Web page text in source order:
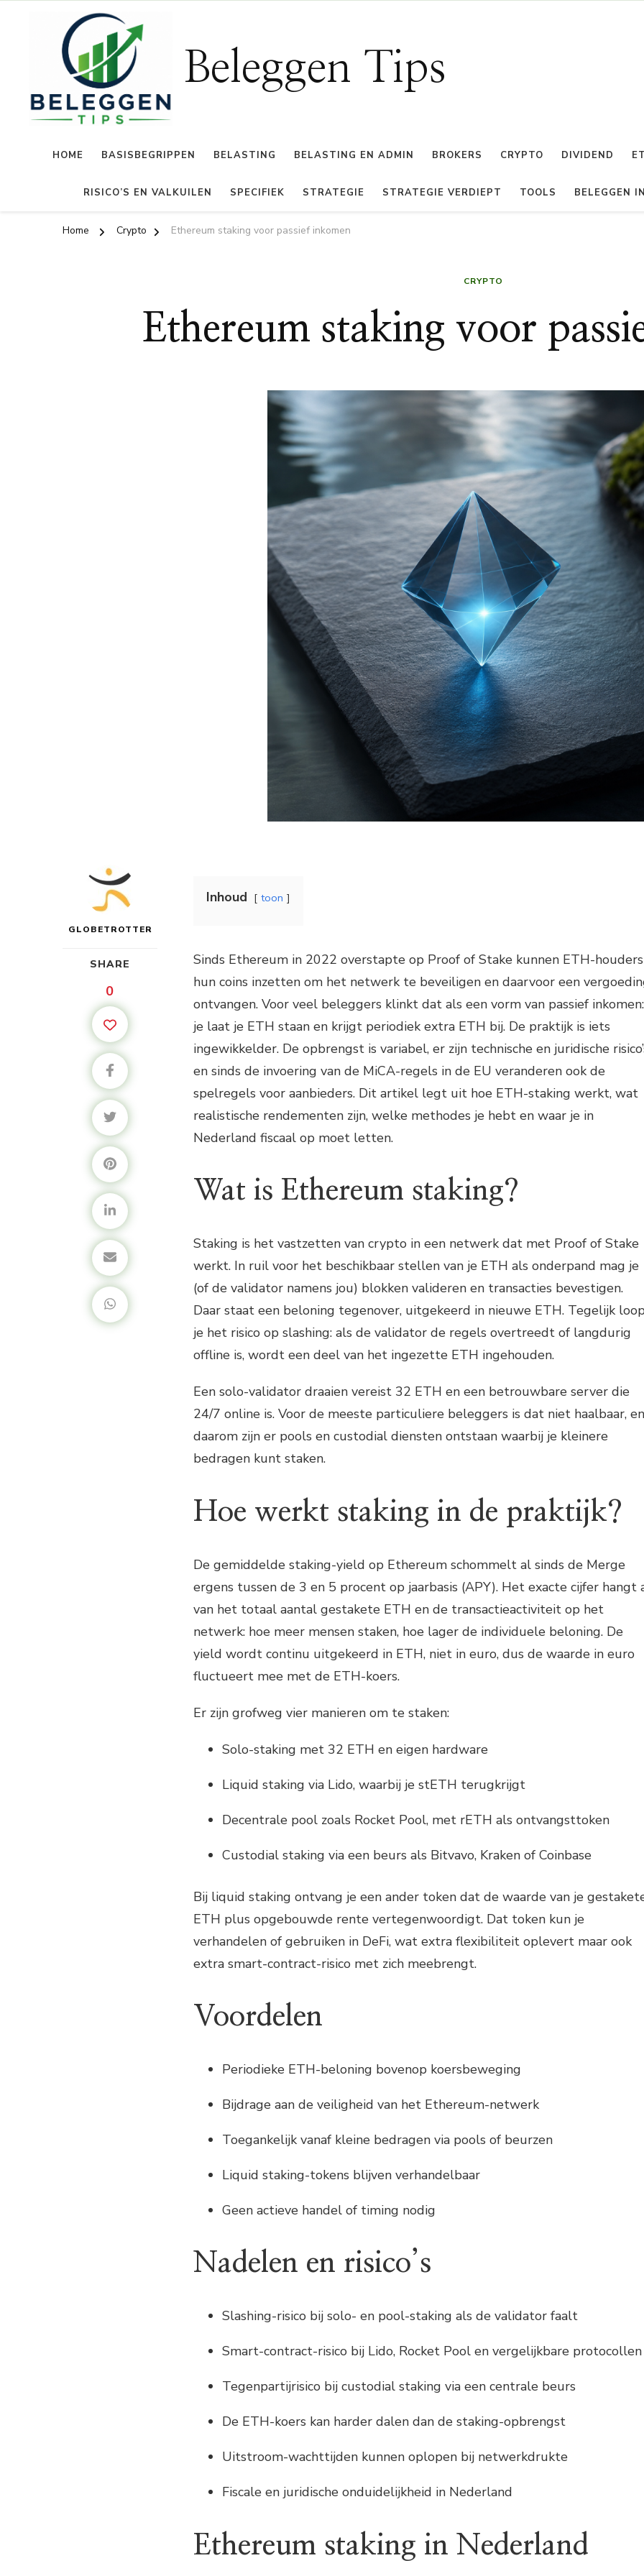
Beleggen Tips
HOME BASISBEGRIPPEN BELASTING BELASTING EN ADMIN BROKERS CRYPTO DIVIDEND
RISICO’S EN VALKUILEN SPECIFIEK STRATEGIE STRATEGIE VERDIEPT TOOLS BELEGGEN
Home Crypto Ethereum staking voor passief inkomen
CRYPTO
Ethereum staking voor
GLOBETROTTER
SHARE
0
Inhoud toon
Sinds Ethereum in 2022 overstapte op Proof of Stake kunnen ETH-houders
hun coins inzetten om het netwerk te beveiligen en daarvoor een
ontvangen. Voor veel beleggers klinkt dat als een vorm van passief inkomen:
je laat je ETH staan en krijgt periodiek extra ETH bij. De praktijk is iets
ingewikkelder. De opbrengst is variabel, er zijn technische en juridische
en sinds de invoering van de MiCA-regels in de EU veranderen ook de
spelregels voor aanbieders. Dit artikel legt uit hoe ETH-staking werkt, wat
realistische rendementen zijn, welke methodes je hebt en waar je in
Nederland fiscaal op moet letten.
Wat is Ethereum staking?
Staking is het vastzetten van crypto in een netwerk dat met Proof of Stake
werkt. In ruil voor het beschikbaar stellen van je ETH als onderpand mag je
(of de validator namens jou) blokken valideren en transacties bevestigen.
Daar staat een beloning tegenover, uitgekeerd in nieuwe ETH. Tegelijk
je het risico op slashing: als de validator de regels overtreedt of langdurig
offline is, wordt een deel van het ingezette ETH ingehouden.
Een solo-validator draaien vereist 32 ETH en een betrouwbare server die
24/7 online is. Voor de meeste particuliere beleggers is dat niet haalbaar, en
daarom zijn er pools en custodial diensten ontstaan waarbij je kleinere
bedragen kunt staken.
Hoe werkt staking in de praktijk?
De gemiddelde staking-yield op Ethereum schommelt al sinds de Merge
ergens tussen de 3 en 5 procent op jaarbasis (APY). Het exacte cijfer hangt
van het totaal aantal gestakete ETH en de transactieactiviteit op het
netwerk: hoe meer mensen staken, hoe lager de individuele beloning. De
yield wordt continu uitgekeerd in ETH, niet in euro, dus de waarde in euro
fluctueert mee met de ETH-koers.
Er zijn grofweg vier manieren om te staken:
Solo-staking met 32 ETH en eigen hardware
Liquid staking via Lido, waarbij je stETH terugkrijgt
Decentrale pool zoals Rocket Pool, met rETH als ontvangsttoken
Custodial staking via een beurs als Bitvavo, Kraken of Coinbase
Bij liquid staking ontvang je een ander token dat de waarde van je
ETH plus opgebouwde rente vertegenwoordigt. Dat token kun je
verhandelen of gebruiken in DeFi, wat extra flexibiliteit oplevert maar ook
extra smart-contract-risico met zich meebrengt.
Voordelen
Periodieke ETH-beloning bovenop koersbeweging
Bijdrage aan de veiligheid van het Ethereum-netwerk
Toegankelijk vanaf kleine bedragen via pools of beurzen
Liquid staking-tokens blijven verhandelbaar
Geen actieve handel of timing nodig
Nadelen en risico’s
Slashing-risico bij solo- en pool-staking als de validator faalt
Smart-contract-risico bij Lido, Rocket Pool en vergelijkbare protocollen
Tegenpartijrisico bij custodial staking via een centrale beurs
De ETH-koers kan harder dalen dan de staking-opbrengst
Uitstroom-wachttijden kunnen oplopen bij netwerkdrukte
Fiscale en juridische onduidelijkheid in Nederland
Ethereum staking in Nederland